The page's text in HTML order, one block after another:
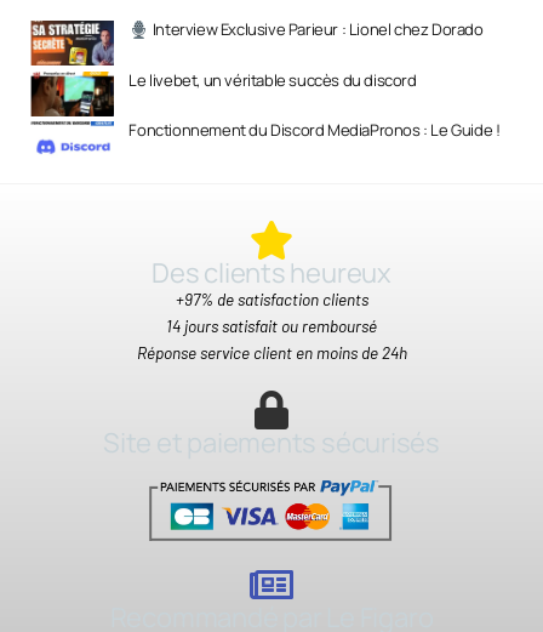
Interview Exclusive Parieur : Lionel chez Dorado
Le livebet, un véritable succès du discord
Fonctionnement du Discord MediaPronos : Le Guide !
Des clients heureux​
+97% de satisfaction clients
14 jours satisfait ou remboursé
Réponse service client en moins de 24h
Site et paiements sécurisés